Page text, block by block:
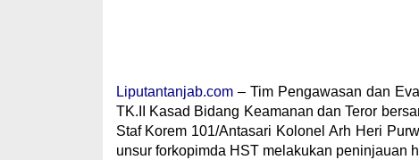
Liputantanjab.com– Tim Pengawasan dan
TK.II Kasad Bidang Keamanan dan Teror
Staf Korem 101/Antasari Kolonel Arh Heri
unsur forkopimda HST melakukan peninjauan